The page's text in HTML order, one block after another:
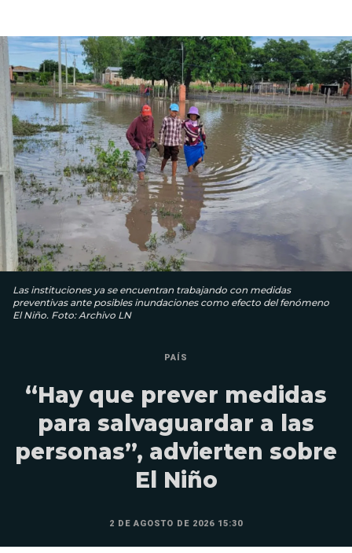
Las instituciones ya se encuentran trabajando con medidas
preventivas ante posibles inundaciones como efecto del fenómeno
El Niño. Foto: Archivo LN
PAÍS
“Hay que prever medidas
para salvaguardar a las
personas”, advierten sobre
El Niño
2 DE AGOSTO DE 2026 15:30